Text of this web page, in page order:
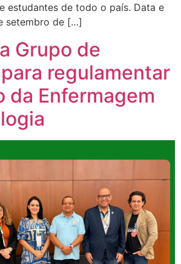
estudantes de todo o país. Data e
setembro de […]
Grupo de
regulamentar
da Enfermagem